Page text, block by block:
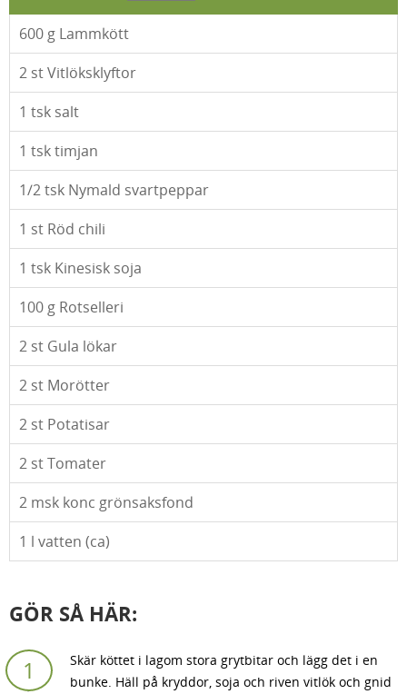
600 g Lammkött
2 st Vitlöksklyftor
1 tsk salt
1 tsk timjan
1/2tsk Nymald svartpeppar
1 st Röd chili
1 tsk Kinesisk soja
100 g Rotselleri
2 st Gula lökar
2 st Morötter
2 st Potatisar
2 st Tomater
2 msk konc grönsaksfond
1 l vatten (ca)
GÖR SÅ HÄR:
Skär köttet i lagom stora grytbitar och lägg det i en
bunke. Häll på kryddor, soja och riven vitlök och gnid